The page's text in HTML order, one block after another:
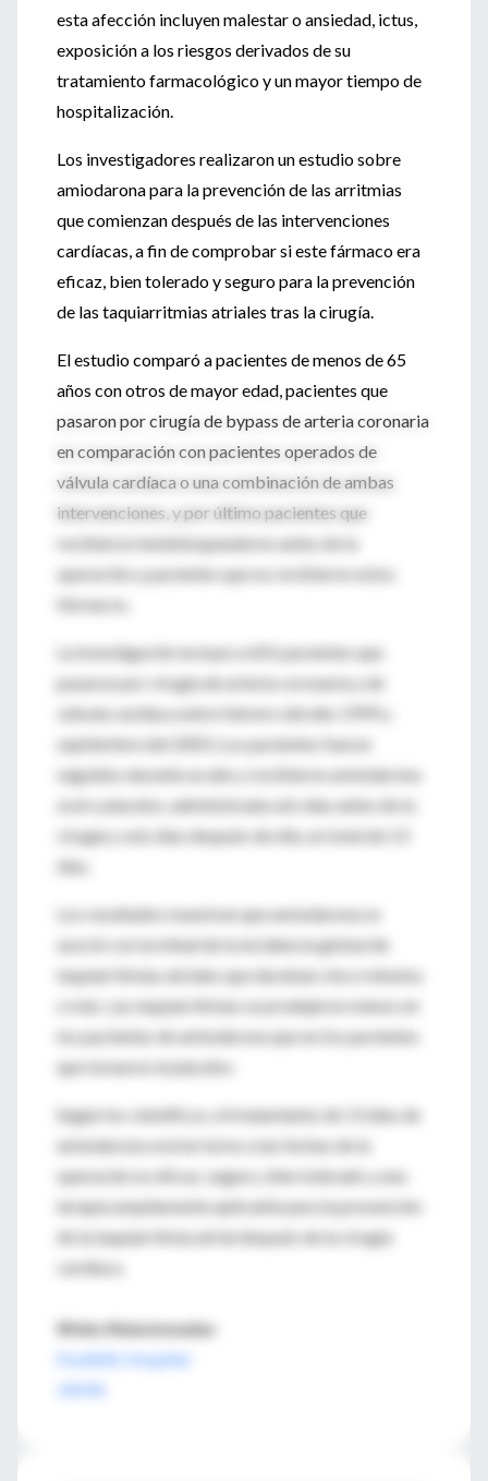
esta afección incluyen malestar o ansiedad, ictus,
exposición a los riesgos derivados de su
tratamiento farmacológico y un mayor tiempo de
hospitalización.
Los investigadores realizaron un estudio sobre
amiodarona para la prevención de las arritmias
que comienzan después de las intervenciones
cardíacas, a fin de comprobar si este fármaco era
eficaz, bien tolerado y seguro para la prevención
de las taquiarritmias atriales tras la cirugía.
El estudio comparó a pacientes de menos de 65
años con otros de mayor edad, pacientes que
pasaron por cirugía de bypass de arteria coronaria
en comparación con pacientes operados de
válvula cardíaca o una combinación de ambas
intervenciones, y por último pacientes que
recibieron betabloqueadores antes de la
operación y pacientes que no recibieron estos
fármacos.
La investigación incluyó a 601 pacientes que
pasaron por cirugía de arteria coronaria y de
válvula cardíaca entre febrero del año 1999 y
septiembre del 2003. Los pacientes fueron
seguidos durante un año y recibieron amiodarona
oral o placebo, administrada seis días antes de la
cirugía y seis días después de ella, un total de 13
días.
Los resultados muestran que amiodarona se
asoció con la mitad de la incidencia global de
taquiarritmias atriales que duraban cinco minutos
o más. Las taquiarritmias se produjeron menos en
los pacientes de amiodarona que en los pacientes
que tomaron el placebo.
Según los científicos, el tratamiento de 13 días de
amiodarona oral en torno a las fechas de la
operación es eficaz, seguro, bien tolerado y una
terapia ampliamente aplicable para la prevención
de la taquiarritmia atrial después de la cirugía
cardíaca.
Webs Relacionadas
Foothills Hospital
JAMA